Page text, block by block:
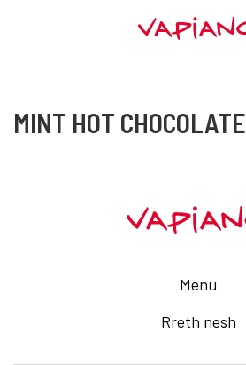
MINT HOT CHOCOLATE
Menu
Rreth nesh